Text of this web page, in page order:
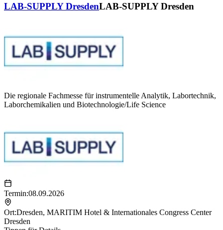
LAB-SUPPLY DresdenLAB-SUPPLY Dresden
Die regionale Fachmesse für instrumentelle Analytik, Labortechnik,
Laborchemikalien und Biotechnologie/Life Science
Termin:08.09.2026
Ort:Dresden, MARITIM Hotel & Internationales Congress Center
Dresden